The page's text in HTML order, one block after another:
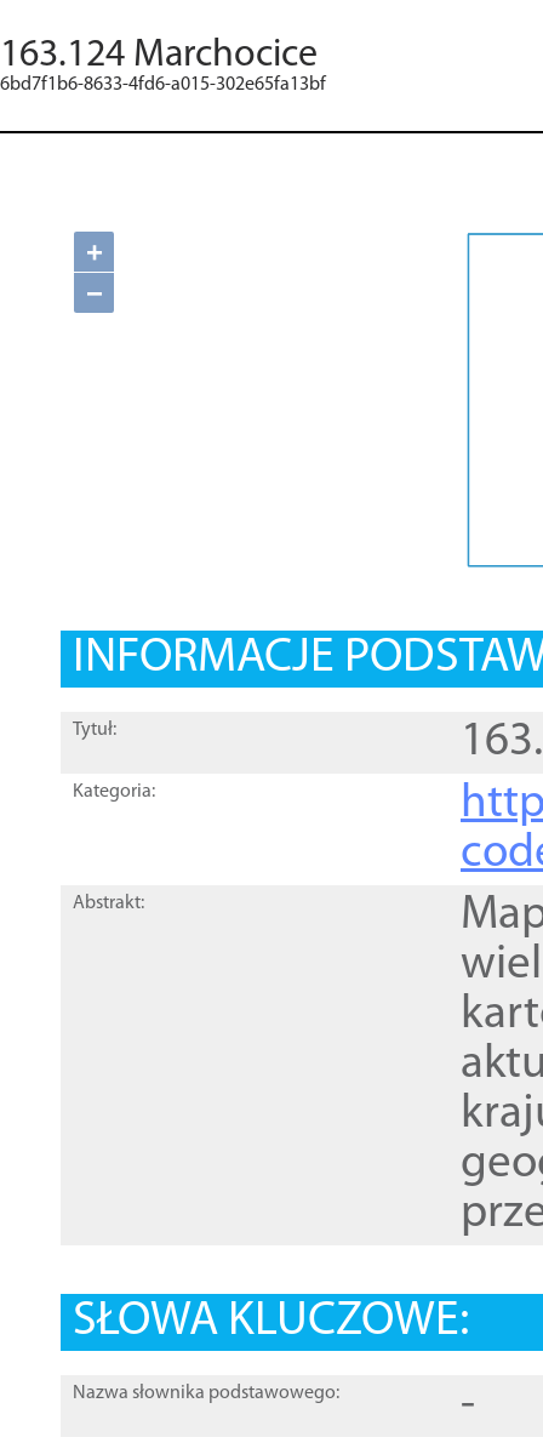
163.124 Marchocice
6bd7f1b6-8633-4fd6-a015-302e65fa13bf
+
−
INFORMACJE
Tytuł:
Kategoria:
Abstrakt:
SŁOWA KLUCZOWE:
Nazwa słownika podstawowego: -